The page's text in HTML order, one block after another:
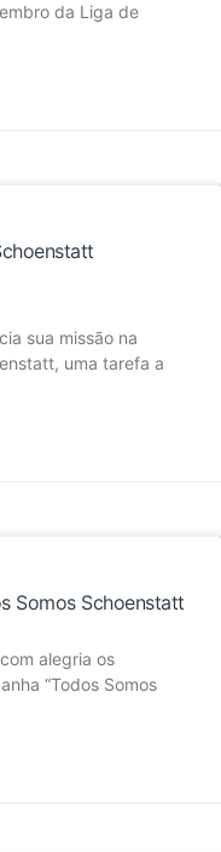
da Liga de
sua missão na
uma tarefa a
Somos Schoenstatt
alegria os
“Todos Somos